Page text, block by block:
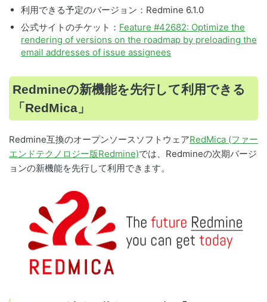
利用できる予定のバージョン：Redmine 6.1.0
公式サイトのチケット： Feature #42682: Optimize the
rendering of versions on the roadmap by preloading the
email addresses of issue assignees
Redmineの新機能を先行して利用できる
「RedMica」
Redmine互換のオープンソースソフトウェアRedMica (ファー
エンドテクノロジー版Redmine)では、Redmineの次期バージ
ョンの新機能を先行して利用できます。